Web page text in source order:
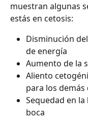
muestran algunas
estás en cetosis:
Disminución
de energía
Aumento de la
Aliento
para los demás
Sequedad en
boca